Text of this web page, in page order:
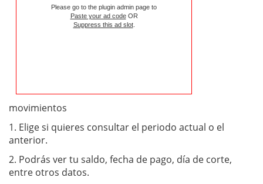
Please go to the plugin admin page to
Paste your ad codeOR
Suppress this ad slot.
movimientos
1. Elige si quieres consultar el periodo actual o el
anterior.
2. Podrás ver tu saldo, fecha de pago, día de corte,
entre otros datos.